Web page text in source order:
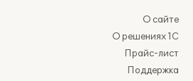
О сайте
О решениях 1С
Прайс-лист
Поддержка